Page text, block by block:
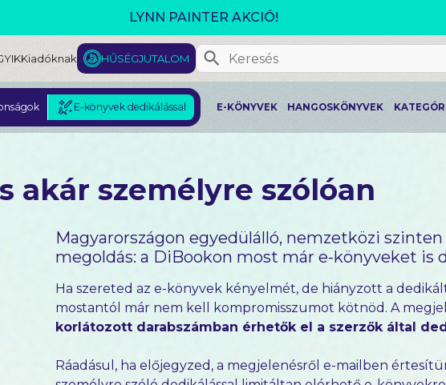
MEGJELENT! L. J. SHEN: LEGVADABB ÁLMAIMBAN SZERETLEK
Kiadóknak HŰSÉGJUTALOM
E-könyvek dedikálással E-KÖNYVEK HANGOSKÖNYVEK
akár személyre szólóan
Magyarországon egyedülálló, nemzetközi
megoldás: a DiBookon most már e-könyveket is
Ha szereted az e-könyvek kényelmét, de hiányzott a
mostantól már nem kell kompromisszumot kötnöd. A
korlátozott darabszámban érhetők el a szerzők által
Ráadásul, ha előjegyzed, a megjelenésről e-mailben